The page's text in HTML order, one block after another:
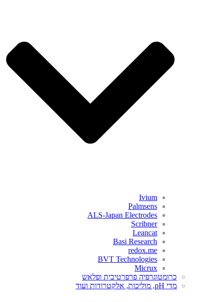
Ivium
Palmsens
ALS-Japan Electrodes
Scribner
Leancat
Basi Research
redox.me
BVT Technologies
Micrux
כרומטוגרפיה פרפרטיבית ופלאש
מדי pH, מוליכות, אלקטרודות ועוד